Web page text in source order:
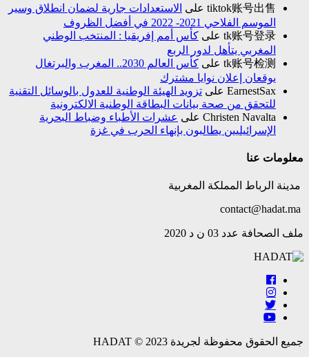
tiktok账号出售 على الاستعدادات جارية لضمان انطلاق وسير
الموسم الفلاحي 2021- 2022 في أفضل الظروف
tk账号登录 على كأس أمم إفريقيا : المنتخب الوطني
المغربي يتأهل لدور الربع
tk账号检测 على
كأس العالم 2030.. المغرب والبرتغال
يوقعان إعلان نوايا مشترك
EarnestSax على تزويد الهيئة الوطنية للعدول بالوسائل التقنية
للتحقق من صحة بيانات البطاقة الوطنية الالكترونية
Christen Navalta على عشرات الأطباء وضباط البحرية
الإسرائيليين يطالبون بإنهاء الحرب في غزة
معلومات عنا
مدينة الرباط المملكة المغربية
ملف الصحافة عدد 03 ن د 2020
جميع الحقوق محفوظة لجريدة HADAT © 2023